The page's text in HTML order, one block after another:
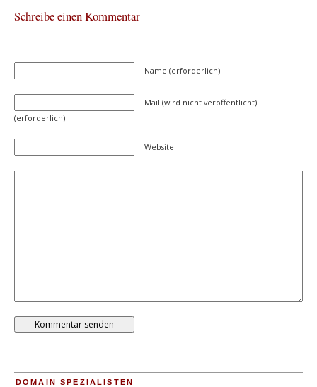
Schreibe einen Kommentar
Name (erforderlich)
Mail (wird nicht veröffentlicht)
(erforderlich)
Website
DOMAIN SPEZIALISTEN